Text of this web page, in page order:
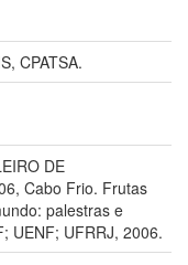
CPATSA.
DE
Cabo Frio. Frutas
palestras e
UENF; UFRRJ, 2006.